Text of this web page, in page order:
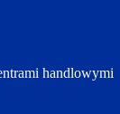
handlowymi